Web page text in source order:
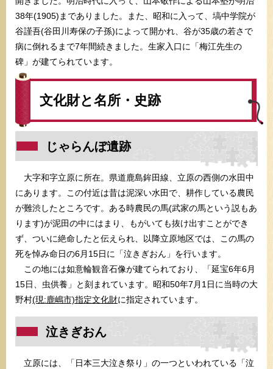
38年(1905)までありました。また、昭和に入って、塙中学院が
谷謹吾(谷田川寿保の子孫)によって開かれ、谷が35歳の若さで
病に倒れるまで7年間続きました。生家入口に「梅江先生の
碑」が建てられています。
文化財と名所・史跡
じゃらんぼ遺跡
大字和字立原に所在。県道鹿島鉾田線、立原の西側の水田中
にあります。この付近は昔は泥深い水田で、耕作している農民
が難渋したところです。ある時農民の馬(武家の馬という説もあ
ります)が泥田の中にはまり、もがいても抜け出すことができ
ず、ついに絶命したと伝えられ、以降立原地区では、この馬の
死を悼み命日の6月15日に「泣きぎおん」を行います。
この地には如意輪観音石像が建てられており、「延宝6年6月
15日、虫供養」と刻まれています。昭和50年7月1日に当時の大
野村(現:鹿嶋市)指定文化財に指定されています。
泣きぎおん
立原には、「日本三大泣き祭り」の一つといわれている「泣